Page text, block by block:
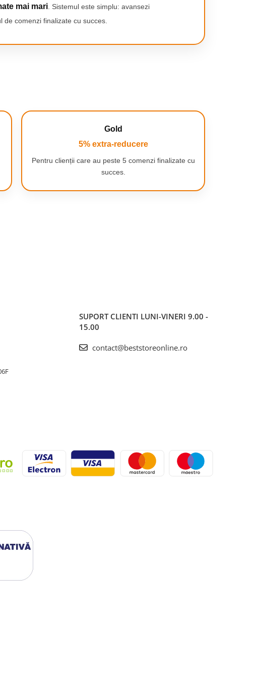
mai mari . Sistemul este simplu: avansezi
de comenzi finalizate cu succes.
Gold
5% extra-reducere
Pentru clienții care au peste 5 comenzi finalizate cu
succes.
SUPORT CLIENTI LUNI-VINERI 9.00 -
15.00
contact@beststoreonline.ro